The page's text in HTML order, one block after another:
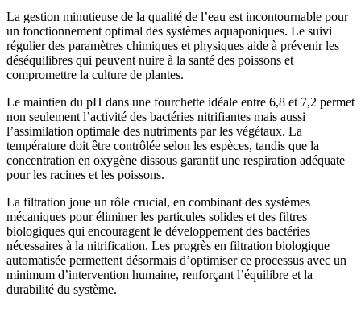
La gestion minutieuse de la qualité de l’eau est incontournable pour
un fonctionnement optimal des systèmes aquaponiques. Le suivi
régulier des paramètres chimiques et physiques aide à prévenir les
déséquilibres qui peuvent nuire à la santé des poissons et
compromettre la culture de plantes.
Le maintien du pH dans une fourchette idéale entre 6,8 et 7,2 permet
non seulement l’activité des bactéries nitrifiantes mais aussi
l’assimilation optimale des nutriments par les végétaux. La
température doit être contrôlée selon les espèces, tandis que la
concentration en oxygène dissous garantit une respiration adéquate
pour les racines et les poissons.
La filtration joue un rôle crucial, en combinant des systèmes
mécaniques pour éliminer les particules solides et des filtres
biologiques qui encouragent le développement des bactéries
nécessaires à la nitrification. Les progrès en filtration biologique
automatisée permettent désormais d’optimiser ce processus avec un
minimum d’intervention humaine, renforçant l’équilibre et la
durabilité du système.